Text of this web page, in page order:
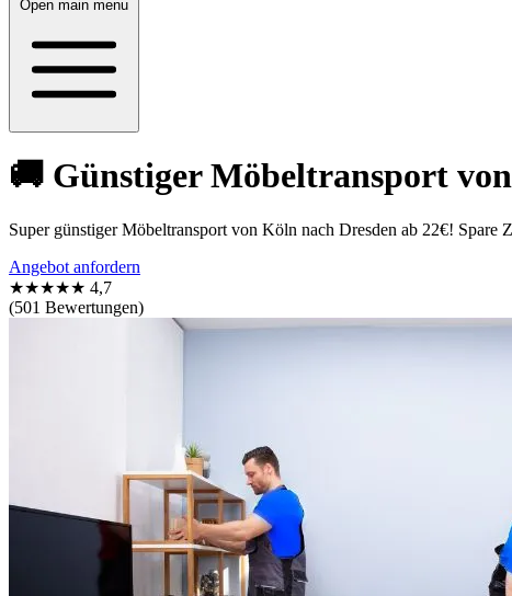
Open main menu
🚚 Günstiger Möbeltransport
Super günstiger Möbeltransport von Köln nach Dresden ab 22€! Spare
Angebot anfordern
★★★★★ 4,7
(501 Bewertungen)